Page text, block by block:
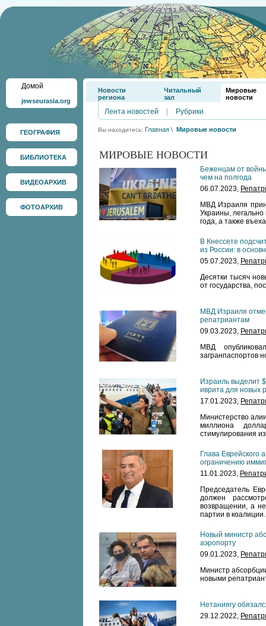
Домой
jewseurasia.org
ГЕОГРАФИЯ
БИБЛИОТЕКА
ВИДЕОАРХИВ
ФОТОАРХИВ
Новости
региона
Читальный
зал
Мировые
новости
Лента новостей Рубрики
Вы находитесь: Главная \ Мировые новости
МИРОВЫЕ НОВОСТИ
Беженцам от
чем на полгода
06.07.2023,
МВД Израиля
Украины,
года, а также
В Кнессете
из России: в
05.07.2023,
Десятки тысяч
от государства,
МВД Израиля
репатриантам
09.03.2023,
МВД
загранпаспортов
Израиль выделит
иврита для новых
17.01.2023,
Министерство
миллиона
стимулирования
Глава Еврейского
ограничению
11.01.2023,
Председатель
должен
возвращении, а не
партии в коалиции.
Новый министр
аэропорту
09.01.2023,
Министр
новыми
Нетаниягу
29.12.2022,